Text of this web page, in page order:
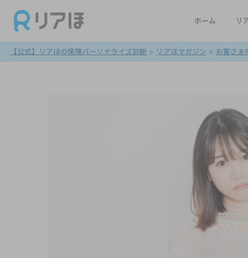
ホーム リ
【公式】リアほの保険パーソナライズ診断 > リアほマガジン > お客さま